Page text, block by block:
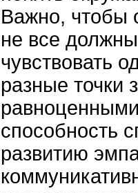
Важно, чтобы
не все
чувствовать
разные точки
способность
развитию